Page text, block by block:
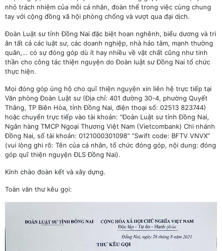
nhỏ trách nhiệm của mỗi cá nhân, đoàn thể trong việc cùng chung
tay với cộng đồng xã hội phòng chống và vượt qua đại dịch.
Đoàn Luật sư tỉnh Đồng Nai đặc biệt hoan nghênh, biểu dương và tri
ân tất cả các luật sư, các doanh nghiệp, nhà hảo tâm, mạnh thường
quân,… có sự đóng góp dù ít hay nhiều về vật chất cũng như tinh
thần cho công tác thiện nguyện do Đoàn luật sư Đồng Nai tổ chức
thực hiện.
Mọi đóng góp ủng hộ cho quĩ thiện nguyện xin liên hệ trực tiếp tại
Văn phòng Đoàn Luật sư (Địa chỉ: 401 đường 30-4, phường Quyết
Thắng, TP Biên Hòa, tỉnh Đồng Nai, điện thoại số: 02513 823744)
hoặc chuyển trực tiếp vào tài khoản: “Đoàn Luật sư tỉnh Đồng Nai,
Ngân hàng TMCP Ngoại Thương Việt Nam (Vietcombank) Chi nhánh
Đồng Nai, số tài khoản: 0121000301098” “Swift code: BFTV VNVX”
(vui lòng ghi rõ: Tên của cá nhân, tổ chức đóng góp, nội dung: đóng
góp quĩ thiện nguyện ĐLS Đồng Nai).
Kính chào đoàn kết và xây dựng.
Toàn văn thư kêu gọi: